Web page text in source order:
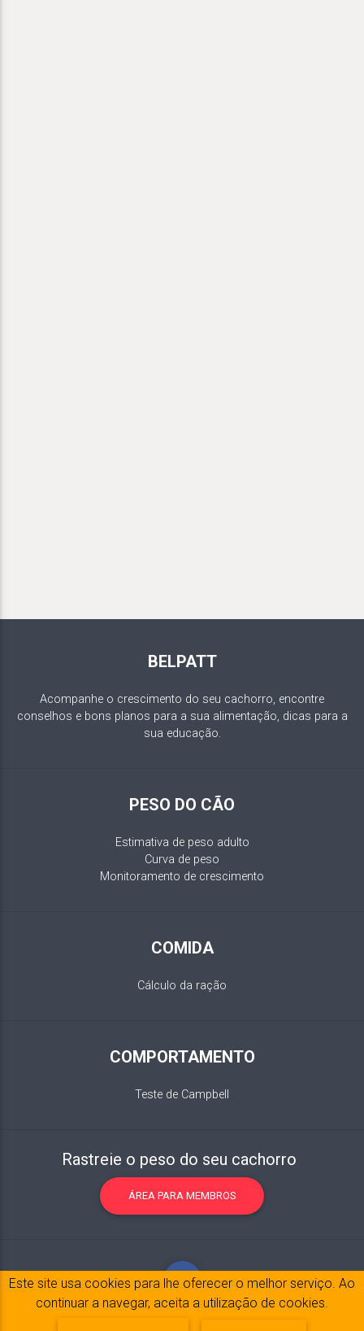
BELPATT
Acompanhe o crescimento do seu cachorro, encontre
conselhos e bons planos para a sua alimentação, dicas para a
sua educação.
PESO DO CÃO
Estimativa de peso adulto
Curva de peso
Monitoramento de crescimento
COMIDA
Cálculo da ração
COMPORTAMENTO
Teste de Campbell
Rastreie o peso do seu cachorro
ÁREA PARA MEMBROS
Este site usa cookies para lhe oferecer o melhor serviço. Ao
continuar a navegar, aceita a utilização de cookies.